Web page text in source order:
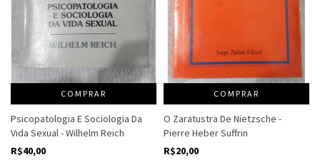
COMPRAR
Psicopatologia E Sociologia Da
Vida Sexual - Wilhelm Reich
R$40,00
COMPRAR
O Zaratustra De Nietzsche -
Pierre Heber Suffrin
R$20,00